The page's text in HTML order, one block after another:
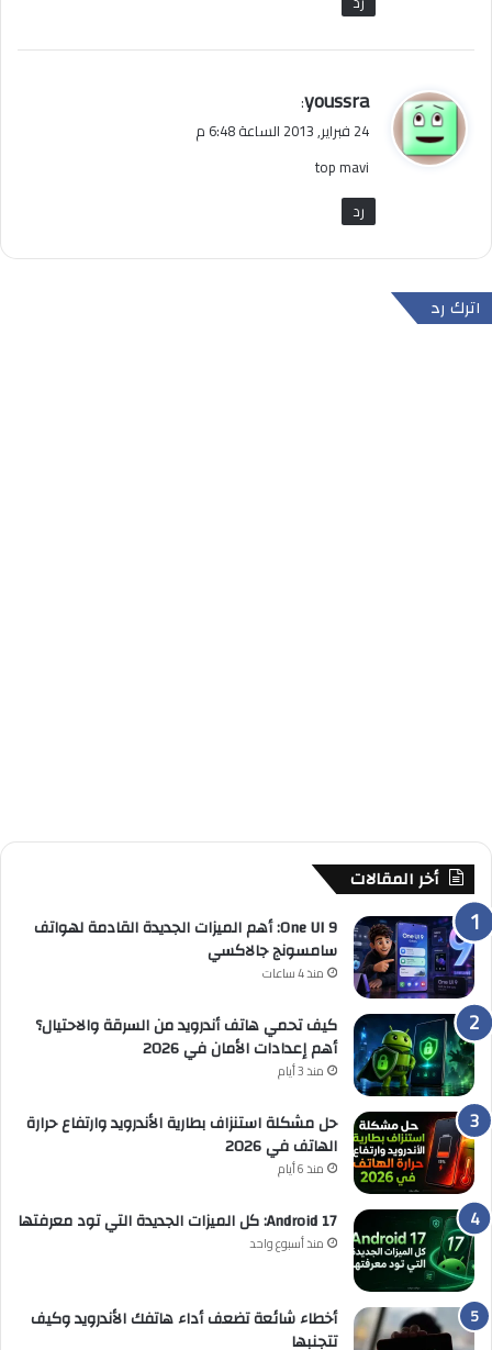
ي
ق
ل
youssra
:
24 فبراير, 2013 الساعة 6:48 م
top mavi
رد
اترك رد
أخر المقالات
One UI 9: أهم الميزات الجديدة القادمة لهواتف
سامسونج جالاكسي
منذ 4 ساعات
كيف تحمي هاتف أندرويد من السرقة والاحتيال؟
أهم إعدادات الأمان في 2026
منذ 3 أيام
حل مشكلة استنزاف بطارية الأندرويد وارتفاع حرارة
الهاتف في 2026
منذ 6 أيام
Android 17: كل الميزات الجديدة التي تود معرفتها
منذ أسبوع واحد
أخطاء شائعة تضعف أداء هاتفك الأندرويد وكيف
تتجنبها